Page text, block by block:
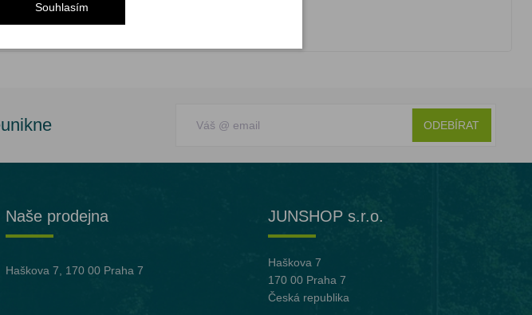
ODEBÍRAT
Naše prodejna
Haškova 7, 170 00 Praha 7
JUNSHOP s.r.o.
Haškova 7
170 00 Praha 7
Česká republika
Souhlasím